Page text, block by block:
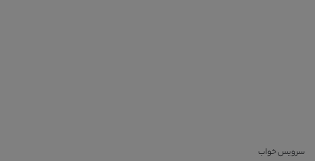
سرویس خواب